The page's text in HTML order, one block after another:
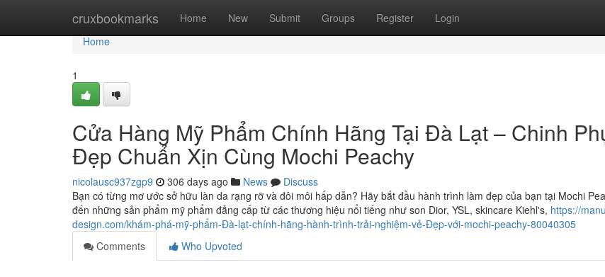
cruxbookmarks Home New Submit Groups Register Login
Home
Home
1
Cửa Hàng Mỹ Phẩm Chính Hãng Tại Đà Lạt – Chinh
Đẹp Chuẩn Xịn Cùng Mochi Peachy
nicolausc937zgp9 306 days ago News
Discuss
Bạn có từng mơ ước sở hữu làn da rạng rỡ và đôi môi hấp dẫn? Hãy bắt đầu hành trình làm đẹp của bạn tại Mochi
đến những sản phẩm mỹ phẩm đẳng cấp từ các thương hiệu nổi tiếng như son Dior, YSL, skincare Kiehl's, https://
design.com/khám-phá-mỹ-phẩm-Đà-lạt-chính-hãng-hành-trình-trải-nghiệm-vẻ-Đẹp-với-mochi-peachy-80040305
Comments
Who Upvoted